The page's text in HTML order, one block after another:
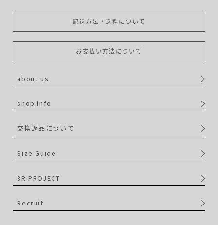
配送方法・送料について
お支払い方法について
about us
shop info
交換返品について
Size Guide
3R PROJECT
Recruit